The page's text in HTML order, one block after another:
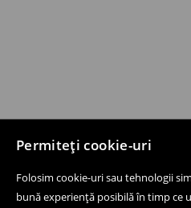
Permiteți cookie-uri
Folosim cookie-uri sau tehnologii
bună experiență posibilă în timp ce